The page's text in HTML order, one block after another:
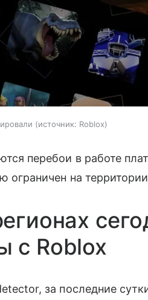
источник: Roblox
перебои в работе
ограничен на
с Roblox
за последние